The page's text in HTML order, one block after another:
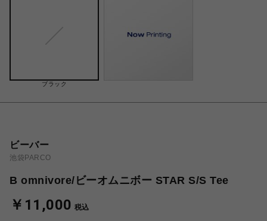
ブラック
ビーバー
池袋PARCO
B omnivore/ビーオムニボー STAR S/S Tee
￥11,000 税込